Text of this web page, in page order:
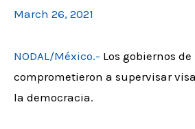
March 26, 2021
NODAL/México.- Los gobiernos
comprometieron a supervisar
la democracia.